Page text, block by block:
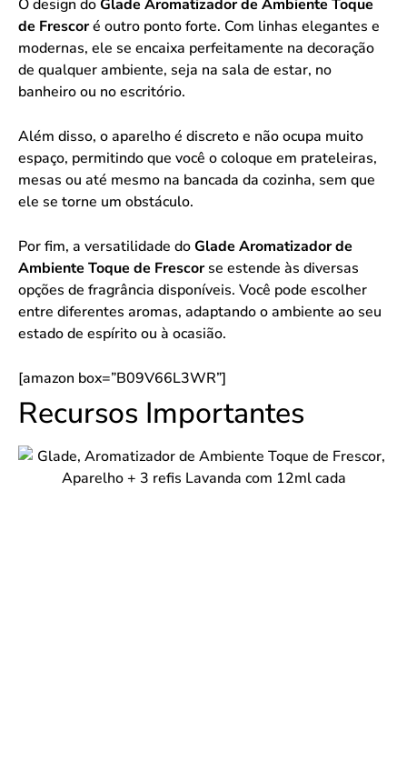
O design doGlade Aromatizador de Ambiente Toque
de Frescoré outro ponto forte. Com linhas elegantes e
modernas, ele se encaixa perfeitamente na decoração
de qualquer ambiente, seja na sala de estar, no
banheiro ou no escritório.
Além disso, o aparelho é discreto e não ocupa muito
espaço, permitindo que você o coloque em prateleiras,
mesas ou até mesmo na bancada da cozinha, sem que
ele se torne um obstáculo.
Por fim, a versatilidade doGlade Aromatizador de
Ambiente Toque de Frescorse estende às diversas
opções de fragrância disponíveis. Você pode escolher
entre diferentes aromas, adaptando o ambiente ao seu
estado de espírito ou à ocasião.
[amazon box=”B09V66L3WR”]
Recursos Importantes